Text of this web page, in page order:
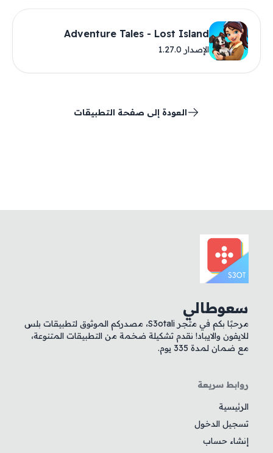
Adventure Tales - Lost Island
الإصدار 1.27.0
العودة إلى صفحة التطبيقات
سعوطالي
مرحبًا بكم في متجر S3otali، مصدركم الموثوق لتطبيقات بلس
للايفون والايباد! نقدم تشكيلة ضخمة من التطبيقات المتنوعة،
مع ضمان لمدة 335 يوم.
روابط سريعة
الرئيسية
تسجيل الدخول
إنشاء حساب